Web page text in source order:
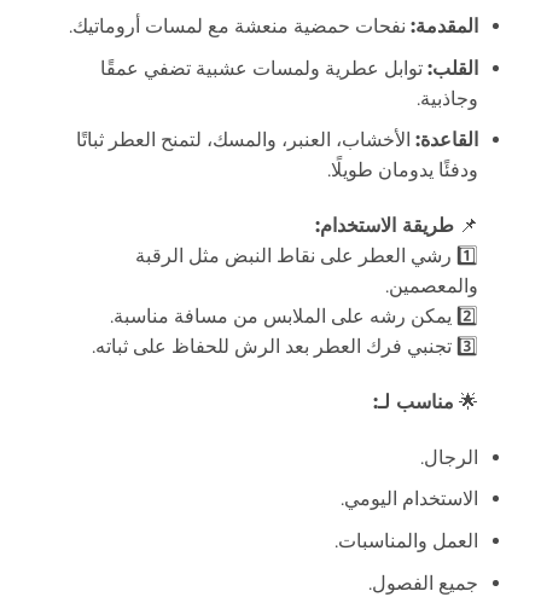
المقدمة:نفحات حمضية منعشة مع لمسات أروماتيك.
القلب:توابل عطرية ولمسات عشبية تضفي عمقًا
وجاذبية.
القاعدة:الأخشاب، العنبر، والمسك، لتمنح العطر ثباتًا
ودفئًا يدومان طويلًا.
📌 طريقة الاستخدام:
1️⃣ رشي العطر على نقاط النبض مثل الرقبة
والمعصمين.
2️⃣ يمكن رشه على الملابس من مسافة مناسبة.
3️⃣ تجنبي فرك العطر بعد الرش للحفاظ على ثباته.
🌟 مناسب لـ:
الرجال.
الاستخدام اليومي.
العمل والمناسبات.
جميع الفصول.